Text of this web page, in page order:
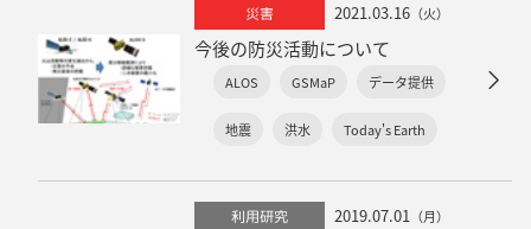
災害 2021.03.16 （火）
今後の防災活動について
ALOS GSMaP データ提供
地震 洪水 Today's Earth
利用研究 2019.07.01 （月）